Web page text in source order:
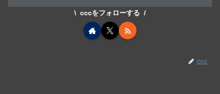
cccをフォローする
ccc